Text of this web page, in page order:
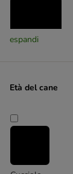
Chuckit!
espandi
Età del cane